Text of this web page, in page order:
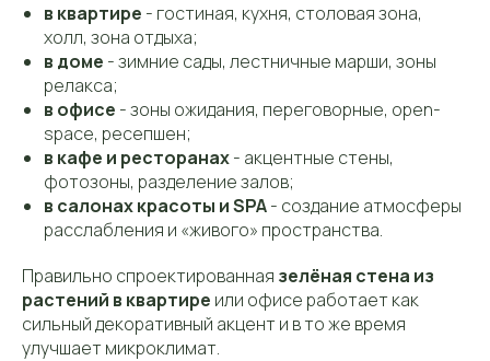
в квартире - гостиная, кухня, столовая зона,
холл, зона отдыха;
в доме - зимние сады, лестничные марши, зоны
релакса;
в офисе - зоны ожидания, переговорные, open-
space, ресепшен;
в кафе и ресторанах- акцентные стены,
фотозоны, разделение залов;
в салонах красоты и SPA- создание атмосферы
расслабления и «живого» пространства.
Правильно спроектированная зелёная стена из
растений в квартире или офисе работает как
сильный декоративный акцент и в то же время
улучшает микроклимат.